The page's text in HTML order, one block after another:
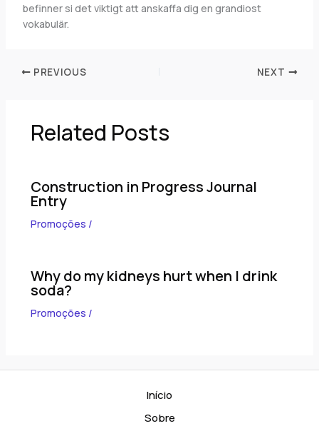
befinner si det viktigt att anskaffa dig en grandiost
vokabulär.
PREVIOUS NEXT
Related Posts
Construction in Progress Journal
Entry
Promoções /
Why do my kidneys hurt when I drink
soda?
Promoções /
Início
Sobre